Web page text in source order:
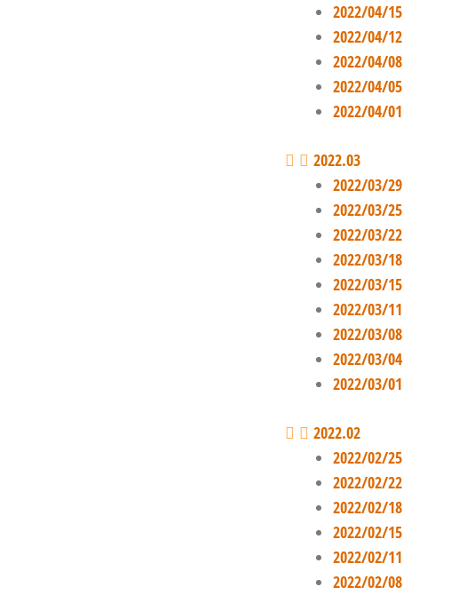
2022/04/15
2022/04/12
2022/04/08
2022/04/05
2022/04/01
2022.03
2022/03/29
2022/03/25
2022/03/22
2022/03/18
2022/03/15
2022/03/11
2022/03/08
2022/03/04
2022/03/01
2022.02
2022/02/25
2022/02/22
2022/02/18
2022/02/15
2022/02/11
2022/02/08